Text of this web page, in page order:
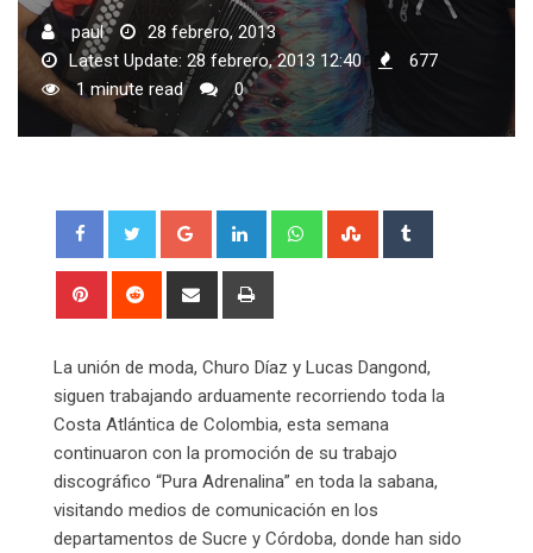
paul
28 febrero, 2013
Latest Update: 28 febrero, 2013 12:40
677
1 minute read
0
Google+ LinkedIn WhatsappStumbleUpon
Pinterest Reddit
Share
La unión de moda, Churo Díaz y Lucas Dangond,
siguen trabajando arduamente recorriendo toda la
Costa Atlántica de Colombia, esta semana
continuaron con la promoción de su trabajo
discográfico “Pura Adrenalina” en toda la sabana,
visitando medios de comunicación en los
departamentos de Sucre y Córdoba, donde han sido